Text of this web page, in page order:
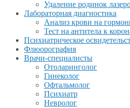
Удаление родинок
Лабораторная диагностика
Анализ крови на
Тест на антитела к
Психиатрическое
Флюорография
Врачи-специалисты
Отоларинголог
Гинеколог
Офтальмолог
Психиатр
Невролог